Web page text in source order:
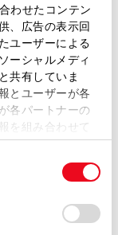
わせたコンテン
、広告の表示回
ユーザーによる
ーシャルメディ
共有していま
とユーザーが各
各パートナーの
を組み合わせて
使用を続行する
されることに同
オプトアウト、
ットもしく
ムでのお問
その他